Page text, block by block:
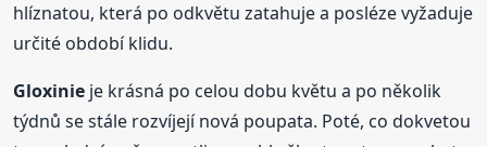
hlíznatou, která po odkvětu zatahuje a posléze vyžaduje
určité období klidu.
Gloxinie je krásná po celou dobu květu a po několik
týdnů se stále rozvíjejí nová poupata. Poté, co dokvetou